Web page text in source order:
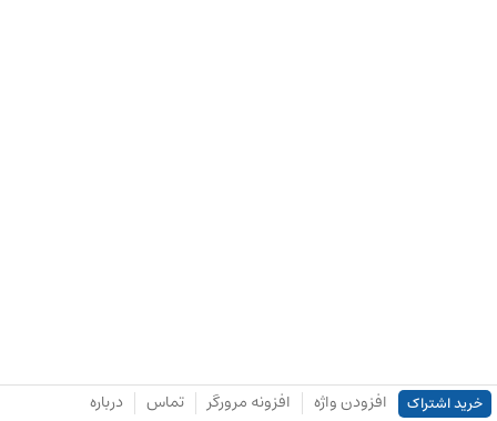
خرید اشتراک افزودن واژه افزونه مرورگر تماس درباره